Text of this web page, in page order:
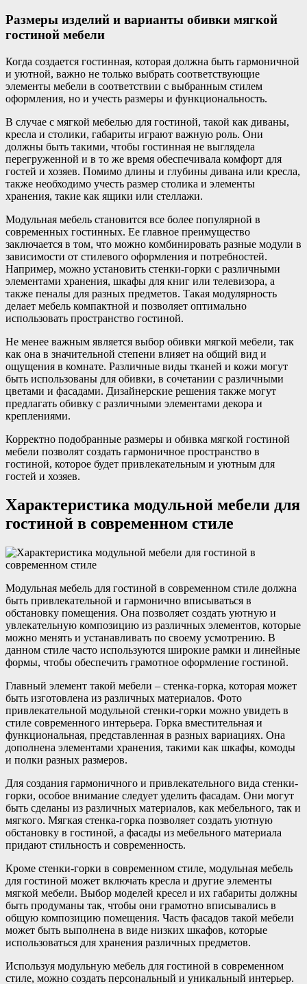
Размеры изделий и варианты обивки мягкой
гостиной мебели
Когда создается гостинная, которая должна быть гармоничной
и уютной, важно не только выбрать соответствующие
элементы мебели в соответствии с выбранным стилем
оформления, но и учесть размеры и функциональность.
В случае с мягкой мебелью для гостиной, такой как диваны,
кресла и столики, габариты играют важную роль. Они
должны быть такими, чтобы гостинная не выглядела
перегруженной и в то же время обеспечивала комфорт для
гостей и хозяев. Помимо длины и глубины дивана или кресла,
также необходимо учесть размер столика и элементы
хранения, такие как ящики или стеллажи.
Модульная мебель становится все более популярной в
современных гостинных. Ее главное преимущество
заключается в том, что можно комбинировать разные модули в
зависимости от стилевого оформления и потребностей.
Например, можно установить стенки-горки с различными
элементами хранения, шкафы для книг или телевизора, а
также пеналы для разных предметов. Такая модулярность
делает мебель компактной и позволяет оптимально
использовать пространство гостиной.
Не менее важным является выбор обивки мягкой мебели, так
как она в значительной степени влияет на общий вид и
ощущения в комнате. Различные виды тканей и кожи могут
быть использованы для обивки, в сочетании с различными
цветами и фасадами. Дизайнерские решения также могут
предлагать обивку с различными элементами декора и
креплениями.
Корректно подобранные размеры и обивка мягкой гостиной
мебели позволят создать гармоничное пространство в
гостиной, которое будет привлекательным и уютным для
гостей и хозяев.
Характеристика модульной мебели для
гостиной в современном стиле
Модульная мебель для гостиной в современном стиле должна
быть привлекательной и гармонично вписываться в
обстановку помещения. Она позволяет создать уютную и
увлекательную композицию из различных элементов, которые
можно менять и устанавливать по своему усмотрению. В
данном стиле часто используются широкие рамки и линейные
формы, чтобы обеспечить грамотное оформление гостиной.
Главный элемент такой мебели – стенка-горка, которая может
быть изготовлена из различных материалов. Фото
привлекательной модульной стенки-горки можно увидеть в
стиле современного интерьера. Горка вместительная и
функциональная, представленная в разных вариациях. Она
дополнена элементами хранения, такими как шкафы, комоды
и полки разных размеров.
Для создания гармоничного и привлекательного вида стенки-
горки, особое внимание следует уделить фасадам. Они могут
быть сделаны из различных материалов, как мебельного, так и
мягкого. Мягкая стенка-горка позволяет создать уютную
обстановку в гостиной, а фасады из мебельного материала
придают стильность и современность.
Кроме стенки-горки в современном стиле, модульная мебель
для гостиной может включать кресла и другие элементы
мягкой мебели. Выбор моделей кресел и их габариты должны
быть продуманы так, чтобы они грамотно вписывались в
общую композицию помещения. Часть фасадов такой мебели
может быть выполнена в виде низких шкафов, которые
использоваться для хранения различных предметов.
Используя модульную мебель для гостиной в современном
стиле, можно создать персональный и уникальный интерьер.